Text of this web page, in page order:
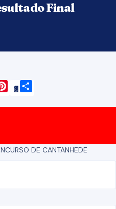
Final
Pinterest
DE CANTANHEDE